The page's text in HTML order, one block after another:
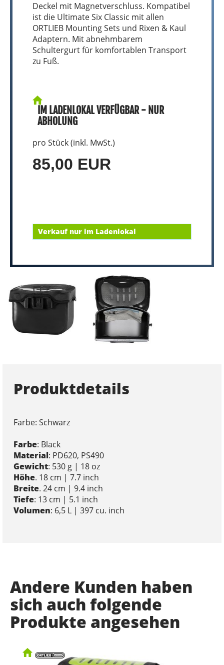
Deckel mit Magnetverschluss. Kompatibel
ist die Ultimate Six Classic mit allen
ORTLIEB Mounting Sets und Rixen & Kaul
Adaptern. Mit abnehmbarem
Schultergurt für komfortablen Transport
zu Fuß.
IM LADENLOKAL VERFÜGBAR - NUR
ABHOLUNG
pro Stück (inkl. MwSt.)
85,00 EUR
Verkauf nur im Ladenlokal
Produktdetails
Farbe: Schwarz
Farbe: Black
Material: PD620, PS490
Gewicht: 530 g | 18 oz
Höhe. 18 cm | 7.7 inch
Breite. 24 cm | 9.4 inch
Tiefe: 13 cm | 5.1 inch
Volumen: 6,5 L | 397 cu. inch
Andere Kunden haben
sich auch folgende
Produkte angesehen